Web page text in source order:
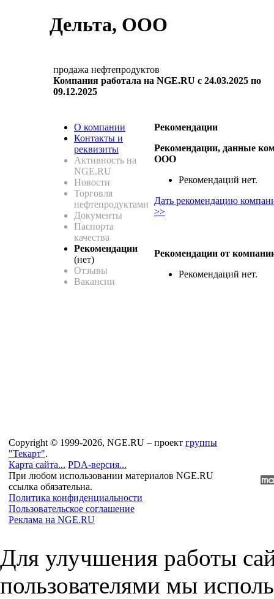
Дельта, ООО
продажа нефтепродуктов
Компания работала на NGE.RU с 24.03.2025 по
09.12.2025
О компании
Контакты и
реквизиты
Активность на
NGE.RU
Новости
Торговля
нефтепродуктами
Документы
Паспорта
качества
Рекомендации
(нет)
Отзывы
Вакансии
Рекомендации
Рекомендации, данные
ООО
Рекомендаций нет.
Дать рекомендацию
>>
Рекомендации от
Рекомендаций нет.
Copyright © 1999-2026, NGE.RU – проект группы
"Текарт".
Карта сайта... PDA-версия...
При любом использовании материалов NGE.RU
ссылка обязательна.
Политика конфиденциальности
Пользовательское соглашение
Реклама на NGE.RU
Для улучшения работы
пользователями мы